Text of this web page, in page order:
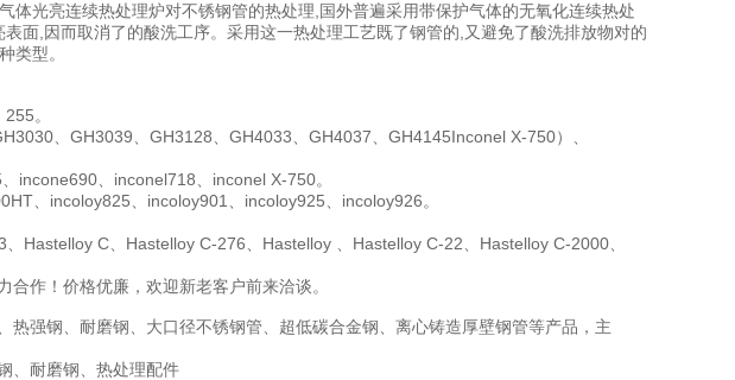
体光亮连续热处理炉对不锈钢管的热处理,国外普遍采用带保护气体的无氧化连续热处
面,因而取消了的酸洗工序。采用这一热处理工艺既了钢管的,又避免了酸洗排放物对的
类型。
。
、GH3039、GH3128、GH4033、GH4037、GH4145Inconel X-750）、
incone690、inconel718、inconel X-750。
、incoloy825、incoloy901、incoloy925、incoloy926。
Hastelloy C、Hastelloy C-276、Hastelloy 、Hastelloy C-22、Hastelloy C-2000、
作！价格优廉，欢迎新老客户前来洽谈。
热强钢、耐磨钢、大口径不锈钢管、超低碳合金钢、离心铸造厚壁钢管等产品，主
、耐磨钢、热处理配件